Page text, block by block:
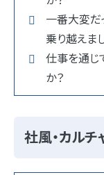
一番大変だ
乗り越えま
仕事を通じ
か？
社風・カルチ